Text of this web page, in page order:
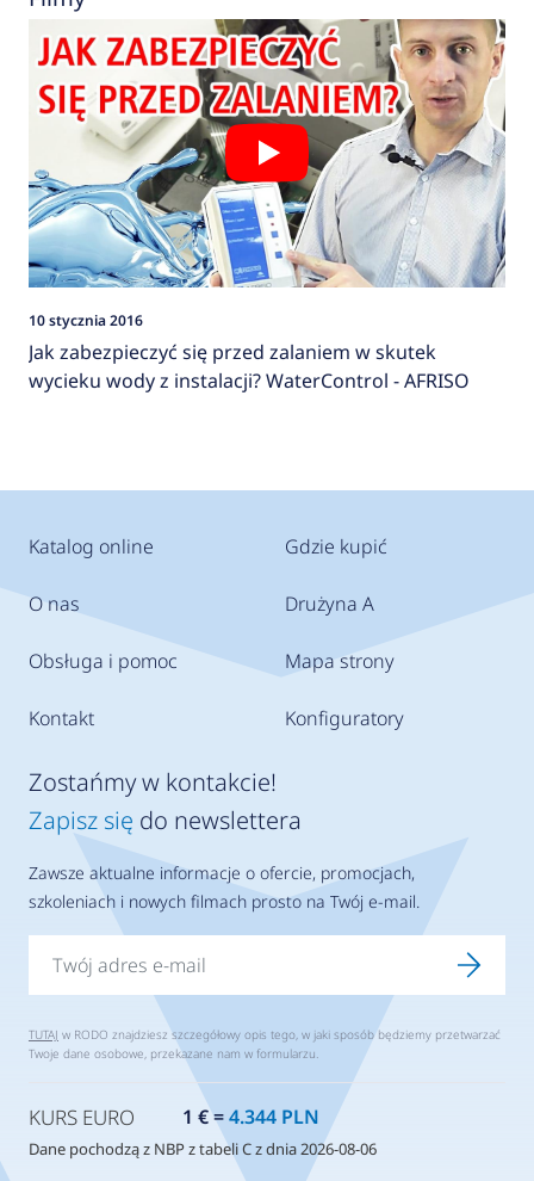
10 stycznia 2016
Jak zabezpieczyć się przed zalaniem w skutek
wycieku wody z instalacji? WaterControl - AFRISO
Katalog online
O nas
Obsługa i pomoc
Kontakt
Gdzie kupić
Drużyna A
Mapa strony
Konfiguratory
Zostańmy w kontakcie!
Zapisz się do newslettera
Zawsze aktualne informacje o ofercie, promocjach,
szkoleniach i nowych filmach prosto na Twój e-mail.
TUTAJ w RODO znajdziesz szczegółowy opis tego, w jaki sposób będziemy przetwarzać
Twoje dane osobowe, przekazane nam w formularzu.
KURS EURO 1 € =4.344 PLN
Dane pochodzą z NBP z tabeli C z dnia 2026-08-06